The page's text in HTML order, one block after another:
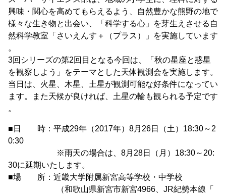
興味・関心を高めてもらえるよう、自然豊かな熊野の地で
様々な生き物と出会い、「科学する心」を芽生えさせる自
然科学教室「さいえんす＋（プラス）」を実施しています
。
3回シリーズの第2回目となる今回は、「秋の星座と惑星
を観察しよう」をテーマとした天体観測会を実施します。
当日は、火星、木星、土星が観測可能な好条件になってい
ます。また天候が良ければ、土星の輪も観られる予定です
。
■日 時：平成29年（2017年）8月26日（土）18:30～2
0:30
※雨天の場合は、8月28日（月）18:30～20:
30に延期いたします。
■場 所：近畿大学附属新宮高等学校・中学校
（和歌山県新宮市新宮4966、JR紀勢本線「